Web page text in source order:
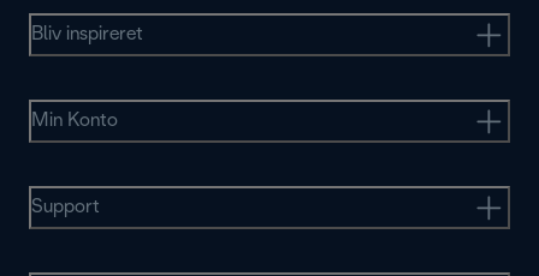
Bliv inspireret
Min Konto
Support